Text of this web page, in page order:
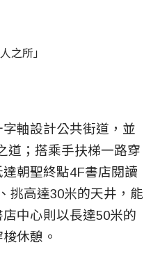
之所」
軸設計公共街道，並
道；搭乘手扶梯一路穿
朝聖終點4F書店閱讀
挑高達30米的天井，能
中心則以長達50米的
休憩。